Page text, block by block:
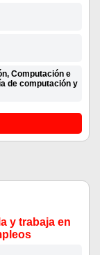
Computación e
de computación y
y trabaja en